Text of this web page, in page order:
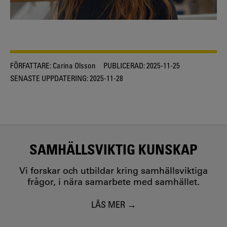
FÖRFATTARE: Carina Olsson PUBLICERAD:2025-11-25
SENASTE UPPDATERING:2025-11-28
SAMHÄLLSVIKTIG KUNSKAP
Vi forskar och utbildar kring samhällsviktiga
frågor, i nära samarbete med samhället.
LÄS MER